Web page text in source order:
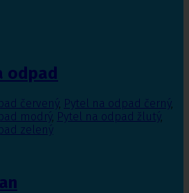
odpad
červený, Pytel na odpad černý,
modrý, Pytel na odpad žlutý,
zelený